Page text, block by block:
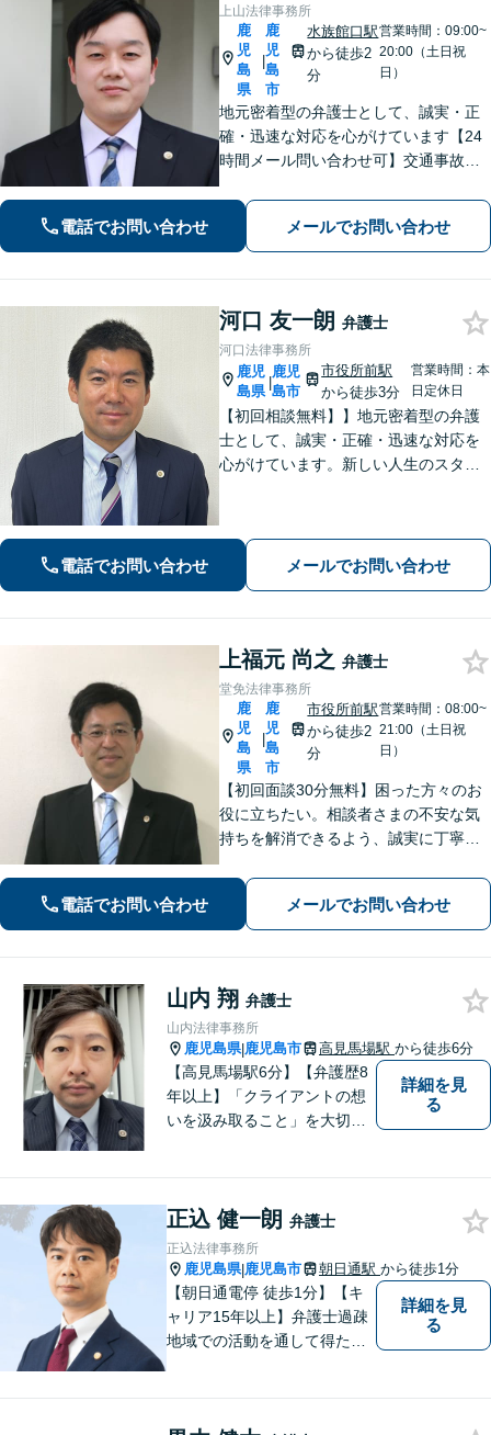
上山法律事務所
鹿
児
島
県
|
鹿
児
島
市
水族館口駅
から徒歩2
分
営業時間：09:00~
20:00（土日祝
日）
地元密着型の弁護士として、誠実・正
確・迅速な対応を心がけています【24
時間メール問い合わせ可】交通事故／
幅広く対応。新しい人生のスタートを
切るお手伝いをします【市電水族館口
駅2分】【完全個室】
電話でお問い合わせ メールでお問い合わせ
河口 友一朗 弁護士
河口法律事務所
鹿児
島県
|
鹿児
島市
市役所前駅
から徒歩3分
営業時間：本
日定休日
【初回相談無料】】地元密着型の弁護
士として、誠実・正確・迅速な対応を
心がけています。新しい人生のスター
可】豊富な実践経験を活かし、スピー
ド解決を目指します。
電話でお問い合わせ メールでお問い合わせ
上福元 尚之 弁護士
堂免法律事務所
鹿
児
島
県
|
鹿
児
島
市
市役所前駅
から徒歩2
分
営業時間：08:00~
21:00（土日祝
日）
【初回面談30分無料】困った方々のお
役に立ちたい。相談者さまの不安な気
持ちを解消できるよう、誠実に丁寧に
ております【市役所前2分】【休日・夜
間面談OKも可能】
電話でお問い合わせ メールでお問い合わせ
山内 翔 弁護士
山内法律事務所
鹿児島県|鹿児島市 高見馬場駅 から徒歩6分
【高見馬場駅6分】【弁護歴8
年以上】「クライアントの想
いを汲み取ること」を大切に
いく解決になるよう、精一杯
尽力いたします。【対応分野
多数！】
詳細を見
る
正込 健一朗 弁護士
正込法律事務所
鹿児島県|鹿児島市 朝日通駅 から徒歩1分
【朝日通電停 徒歩1分】【キ
ャリア15年以上】弁護士過疎
地域での活動を通して得た経
詳細を見
る